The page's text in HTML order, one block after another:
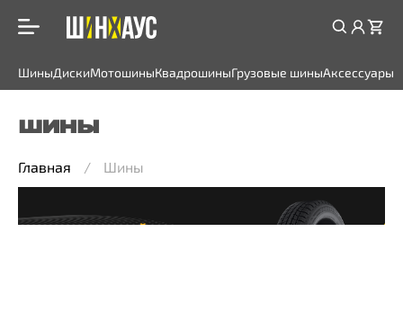
ШиныДискиМотошиныКвадрошиныГрузовые шиныАксессуары
ШИНЫ
Главная Шины